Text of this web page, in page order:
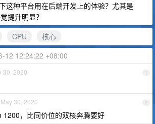
这种平台用在后端开发上的体验？尤其是
提升明显？
CPU
核心
12 12:24:22 +08:00
1
30, 2020
2
May 30, 2020
1200，比同价位的双核奔腾要好